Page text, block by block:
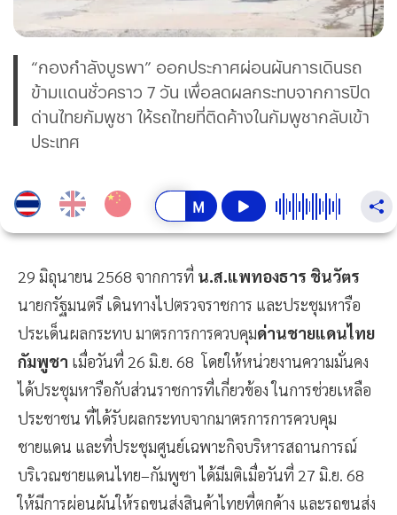
“กองกำลังบูรพา” ออกประกาศผ่อนผันการเดินรถ
ข้ามแดนชั่วคราว 7 วัน เพื่อลดผลกระทบจากการปิด
ด่านไทยกัมพูชา ให้รถไทยที่ติดค้างในกัมพูชากลับเข้า
ประเทศ
29 มิถุนายน 2568 จากการที่ น.ส.แพทองธาร ชินวัตร
นายกรัฐมนตรี เดินทางไปตรวจราชการ และประชุมหารือ
ประเด็นผลกระทบ มาตรการการควบคุมด่านชายแดนไทย
กัมพูชา เมื่อวันที่ 26 มิ.ย. 68 โดยให้หน่วยงานความมั่นคง
ได้ประชุมหารือกับส่วนราชการที่เกี่ยวข้อง ในการช่วยเหลือ
ประชาชน ที่ได้รับผลกระทบจากมาตรการการควบคุม
ชายแดน และที่ประชุมศูนย์เฉพาะกิจบริหารสถานการณ์
บริเวณชายแดนไทย–กัมพูชา ได้มีมติเมื่อวันที่ 27 มิ.ย. 68
ให้มีการผ่อนผันให้รถขนส่งสินค้าไทยที่ตกค้าง และรถขนส่ง